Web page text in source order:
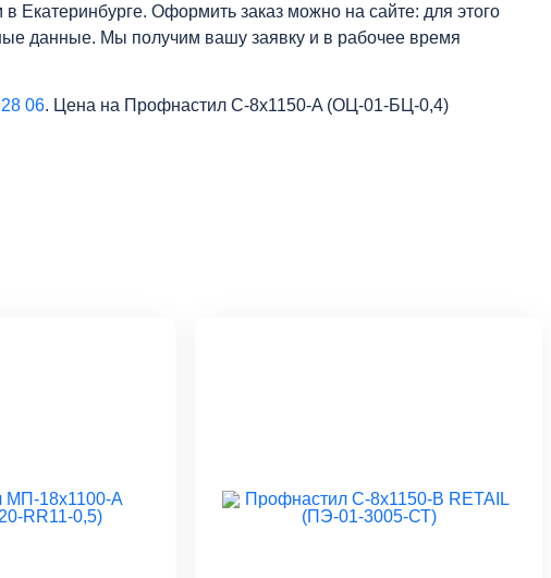
Оформить заказ можно на сайте: для этого
данные. Мы получим вашу заявку и в рабочее время
06. Цена на Профнастил С-8х1150-A (ОЦ-01-БЦ-0,4)